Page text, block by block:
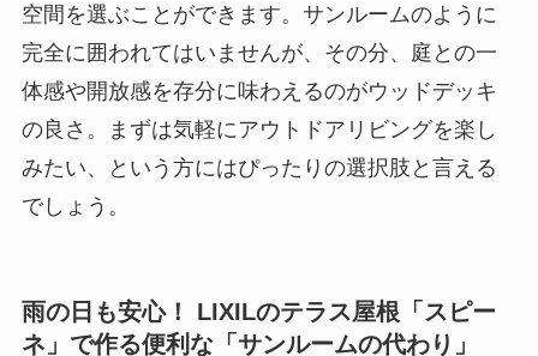
空間を選ぶことができます。サンルームのように
完全に囲われてはいませんが、その分、庭との一
体感や開放感を存分に味わえるのがウッドデッキ
の良さ。まずは気軽にアウトドアリビングを楽し
みたい、という方にはぴったりの選択肢と言える
でしょう。
雨の日も安心！ LIXILのテラス屋根「スピー
ネ」で作る便利な「サンルームの代わり」